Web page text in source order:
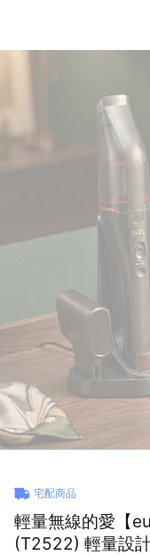
宅配商品
輕量無線的愛【
(T2522) 輕量設